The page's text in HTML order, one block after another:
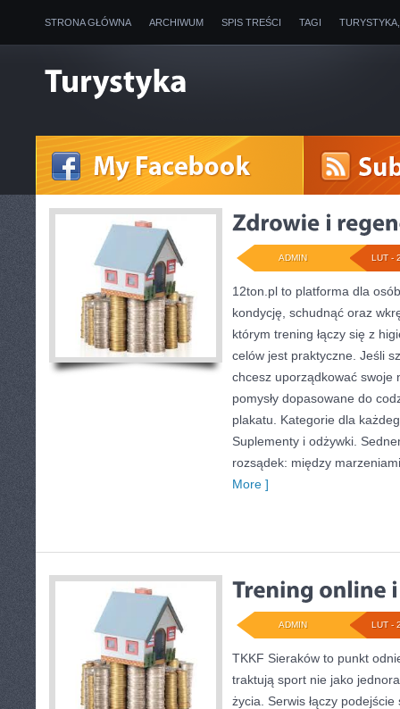
STRONA GŁÓWNA ARCHIWUM SPIS TREŚCI TAGI
LUT -
ADMIN
12ton.pl to platforma dla
kondycję, schudnąć oraz
którym trening łączy się z
celów jest praktyczne. Jeśli
chcesz uporządkować swoje
pomysły dopasowane do
plakatu. Kategorie dla
Suplementy i odżywki.
rozsądek: między
More ]
LUT -
ADMIN
TKKF Sieraków to punkt
traktują sport nie jako
życia. Serwis łączy